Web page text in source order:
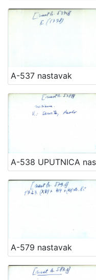
A-537 nastavak
A-579 nastavak